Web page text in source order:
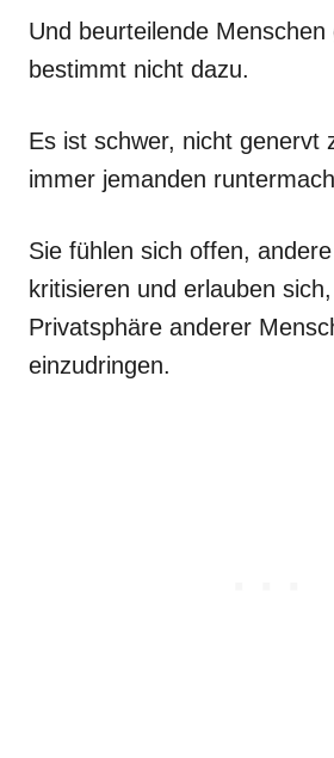
Und beurteilende Menschen
bestimmt nicht dazu.
Es ist schwer, nicht genervt
immer jemanden
Sie fühlen sich offen,
kritisieren und erlauben
Privatsphäre anderer
einzudringen.